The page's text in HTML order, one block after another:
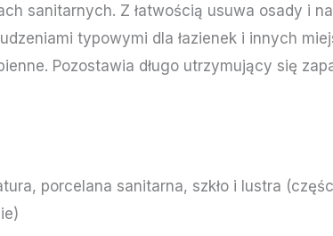
sanitarnych. Z łatwością usuwa osady i
typowymi dla łazienek i innych
Pozostawia długo utrzymujący się
porcelana sanitarna, szkło i lustra